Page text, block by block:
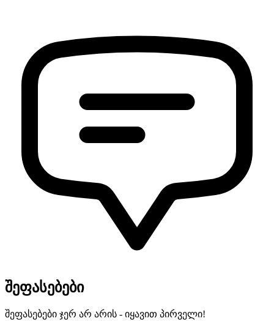
შეფასებები
შეფასებები ჯერ არ არის - იყავით პირველი!